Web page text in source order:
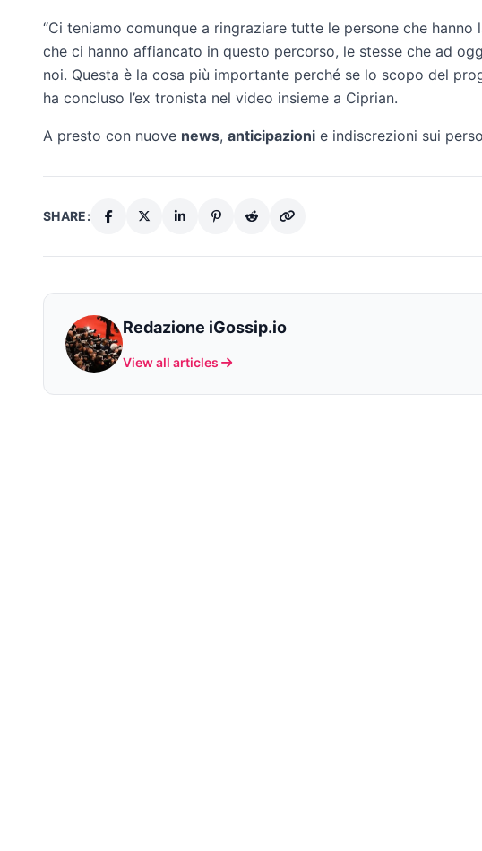
“Ci teniamo comunque a ringraziare tutte le persone che
che ci hanno affiancato in questo percorso, le stesse che ad
noi. Questa è la cosa più importante perché se lo scopo del
ha concluso l’ex tronista nel video insieme a Ciprian.
A presto con nuove news, anticipazioni e indiscrezioni sui
SHARE:
Redazione iGossip.io
View all articles